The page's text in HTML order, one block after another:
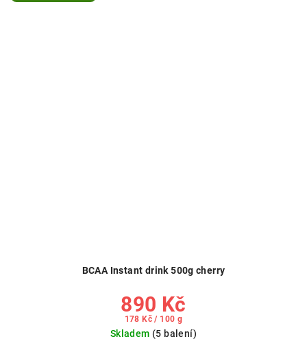
BCAA Instant drink 500g cherry
890 Kč
Měrná
178 Kč / 100 g
Skladem (5 balení)